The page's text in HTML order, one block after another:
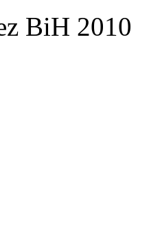
BiH 2010